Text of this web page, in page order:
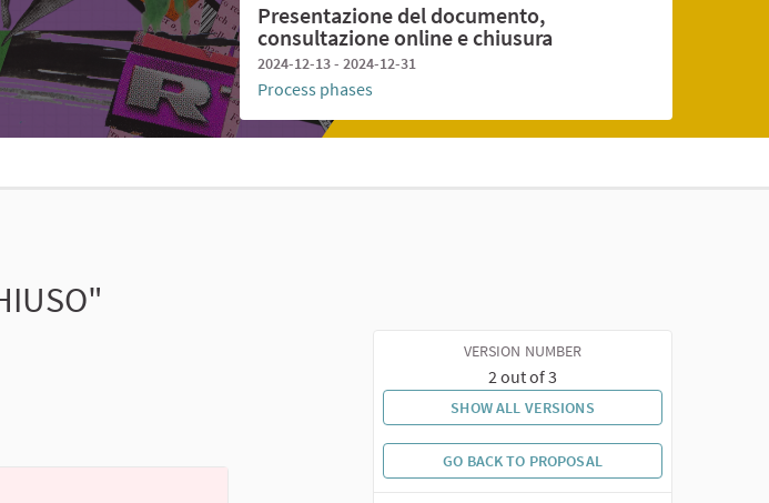
Presentazione del documento,
consultazione online e chiusura
2024-12-13 - 2024-12-31
Process phases
VERSION NUMBER
2 out of 3
SHOW ALL VERSIONS
GO BACK TO PROPOSAL